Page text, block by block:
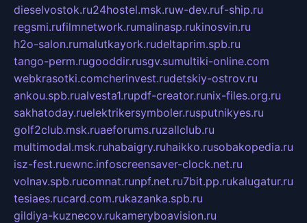
dieselvostok.ru24hostel.msk.ruw-dev.ruf-ship.ru
regsmi.rufilmnetwork.rumalinasp.rukinosvin.ru
h2o-salon.rumalutkayork.rudeltaprim.spb.ru
tango-perm.rugooddir.rusgv.sumultiki-online.com
webkrasotki.comcherinvest.rudetskiy-ostrov.ru
ankou.spb.rualvesta1.rupdf-creator.runix-files.org.ru
sakhatoday.ruelektrikersymboler.rusputnikyes.ru
golf2club.msk.ruaeforums.ruzallclub.ru
multimodal.msk.ruhabaigry.ruhaikko.rusobakopedia.ru
isz-fest.ruewnc.infoscreensaver-clock.net.ru
volnav.spb.rucomnat.runpf.net.ru7bit.pp.rukalugatur.ru
tesiaes.rucard.com.rukazanka.spb.ru
gildiya-kuznecov.rukameryboavision.ru